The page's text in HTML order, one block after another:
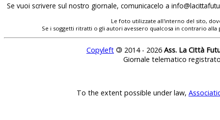
Se vuoi scrivere sul nostro giornale, comunicacelo a
Le foto utilizzate all'interno del sito,
Se i soggetti ritratti o gli autori avessero qualcosa in contrario
Copyleft © 2014 - 2026 Ass. La Città
Giornale telematico
To the extent possible under law,